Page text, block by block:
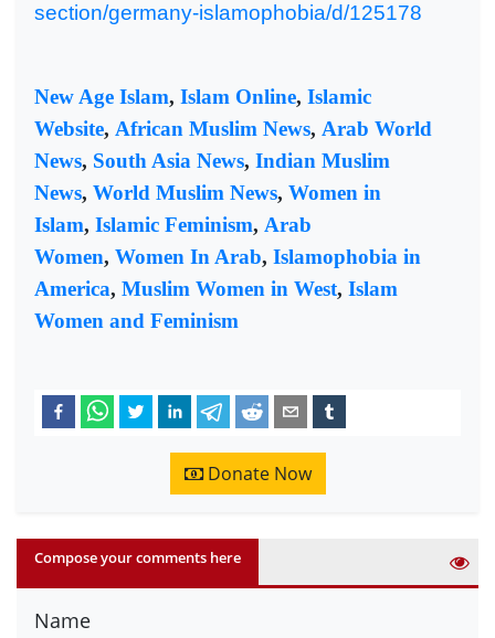
section/germany-islamophobia/d/125178
New Age Islam, Islam Online, Islamic
Website, African Muslim News, Arab World
News, South Asia News, Indian Muslim
News, World Muslim News, Women in
Islam, Islamic Feminism, Arab
Women, Women In Arab, Islamophobia in
America, Muslim Women in West, Islam
Women and Feminism
Donate Now
Compose your comments here
Name